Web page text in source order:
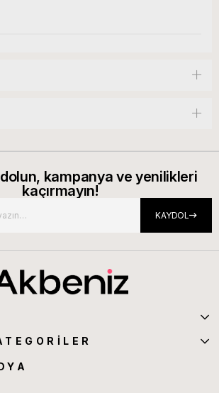
kampanya ve yenilikleri
kaçırmayın!
KAYDOL